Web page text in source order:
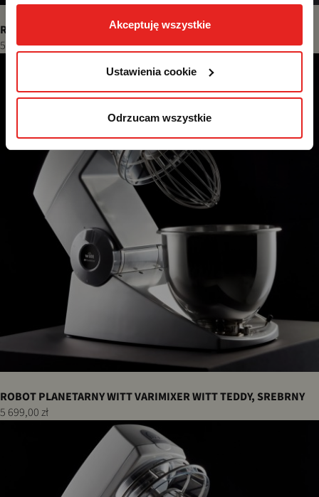
samodzielnie poprzez wybranie opcji „Ustawienia
prywatności. W związku z korzystaniem z cookies w
celu personalizacji reklam i dokonywania pomiarów
Akceptuję wszystkie
Ustawienia cookie
Odrzucam wszystkie
ROBOT PLANETARNY WITT VARIMIXER TEDDY, CZARNY
5 699,00 zł
ROBOT PLANETARNY WITT VARIMIXER WITT TEDDY, SREBRNY
5 699,00 zł